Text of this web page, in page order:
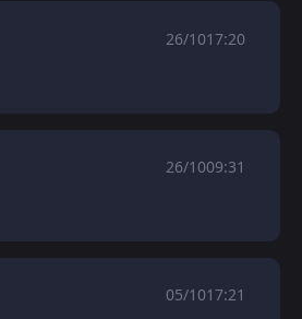
26/1017:20
26/1009:31
05/1017:21